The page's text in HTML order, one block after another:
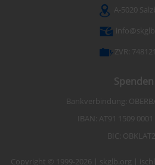
A-5020
ZVR:
Spenden
Bankverbindung:
IBAN: AT91 1509
BIC:
Copyright © 1999-2026 | skglb.org |